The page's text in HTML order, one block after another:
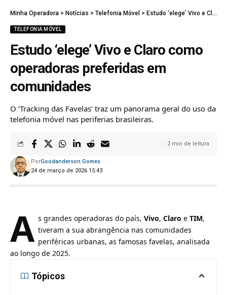
Minha Operadora > Notícias > Telefonia Móvel > Estudo ‘elege’ Vivo e Claro como operadoras preferidas em comunidades
TELEFONIA MÓVEL
Estudo ‘elege’ Vivo e Claro como
operadoras preferidas em
comunidades
O ‘Tracking das Favelas’ traz um panorama geral do uso da
telefonia móvel nas periferias brasileiras.
24 de março de 2026 15:43
PorGoodanderson Gomes
2 min de leitura
A s grandes operadoras do país, Vivo, Claro e TIM,
tiveram a sua abrangência nas comunidades
periféricas urbanas, as famosas favelas, analisada
ao longo de 2025.
Tópicos